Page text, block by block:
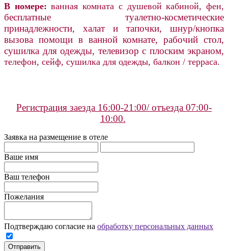
В номере: ванная комната с душевой кабиной, фен,
бесплатные туалетно-косметические
принадлежности, халат и тапочки, шнур/кнопка
вызова помощи в ванной комнате, рабочий стол,
сушилка для одежды, телевизор с плоским экраном,
телефон, сейф, сушилка для одежды, балкон / терраса.
Регистрация заезда 16:00-21:00/ отъезда 07:00-
10:00.
Заявка на размещение в отеле
Ваше имя
Ваш телефон
Пожелания
Подтверждаю согласие на обработку персональных данных
Отправить